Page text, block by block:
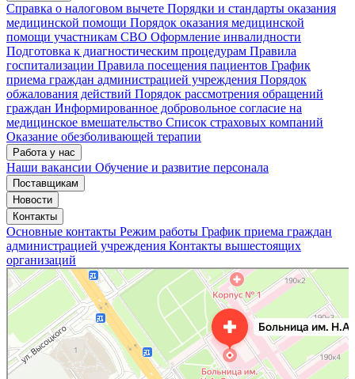
Справка о налоговом вычете Порядки и стандарты оказания
медицинской помощи Порядок оказания медицинской
помощи участникам СВО Оформление инвалидности
Подготовка к диагностическим процедурам Правила
госпитализации Правила посещения пациентов График
приема граждан администрацией учреждения Порядок
обжалования действий Порядок рассмотрения обращений
граждан Информированное добровольное согласие на
медицинское вмешательство Список страховых компаний
Оказание обезболивающей терапии
Работа у нас
Наши вакансии Обучение и развитие персонала
Поставщикам
Новости
Контакты
Основные контакты Режим работы График приема граждан
администрацией учреждения Контакты вышестоящих
организаций
«Нижегородская областная клиническая больница имени Н.А. Семашко»
Отделение больницы, госпиталя в Нижнем Новгороде
Больница для взрослых в Нижнем Новгороде